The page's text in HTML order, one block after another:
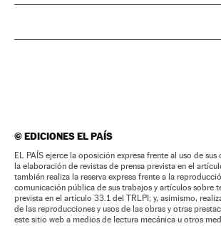
©EDICIONES EL PAÍS
EL PAÍS ejerce la oposición expresa frente al uso de sus
la elaboración de revistas de prensa prevista en el
también realiza la reserva expresa frente a la
comunicación pública de sus trabajos y artículos sobre
prevista en el artículo 33.1 del TRLPI; y, asimismo,
de las reproducciones y usos de las obras y otras
este sitio web a medios de lectura mecánica u otros